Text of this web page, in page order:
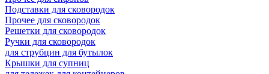
Подставки для сковородок
Прочее для сковородок
Решетки для сковородок
Ручки для сковородок
для струбцин для бутылок
Крышки для супниц